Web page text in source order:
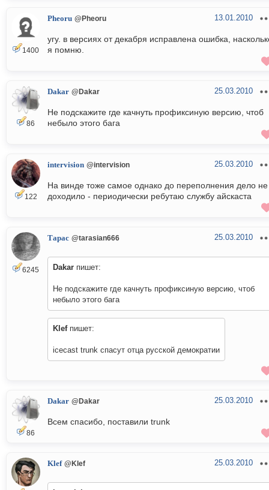
1400
Pheoru @Pheoru 13.01.2010
угу. в версиях от декабря исправлена ошибка,
я помню.
86
Dakar @Dakar 25.03.2010
Не подскажите где качнуть профиксиную версию, чтоб
небыло этого бага
122
intervision @intervision 25.03.2010
На винде тоже самое однако до переполнения дело не
доходило - периодически ребутаю службу айскаста
6245
Тарас @tarasian666 25.03.2010
Dakar пишет:
Не подскажите где качнуть профиксиную версию, чтоб
небыло этого бага
Klefпишет:
icecast trunk спасут отца русской демократии
86
Dakar @Dakar 25.03.2010
Всем спасибо, поставили trunk
Klef @Klef 25.03.2010